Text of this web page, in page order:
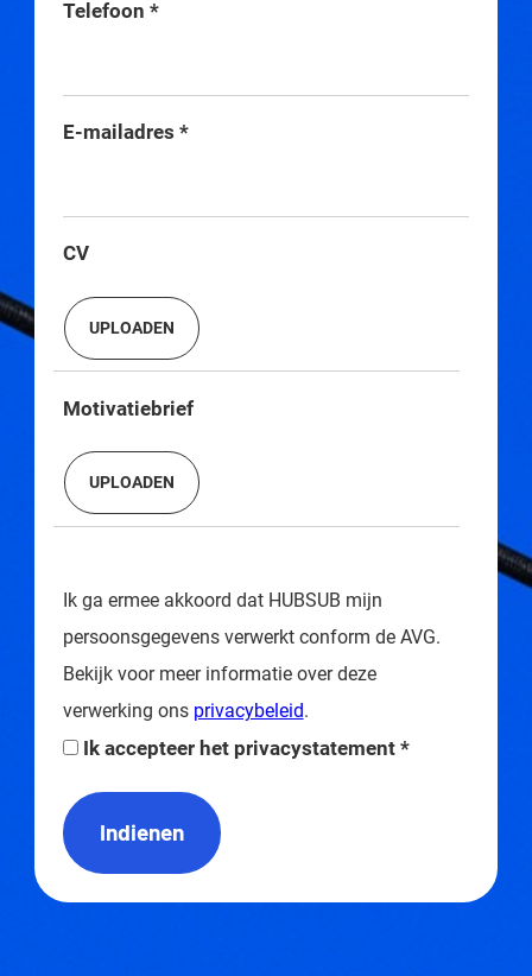
Telefoon *
E-mailadres *
CV
Motivatiebrief
Ik ga ermee akkoord dat HUBSUB mijn
persoonsgegevens verwerkt conform de AVG.
Bekijk voor meer informatie over deze
verwerking ons privacybeleid.
Ik accepteer het privacystatement *
Indienen